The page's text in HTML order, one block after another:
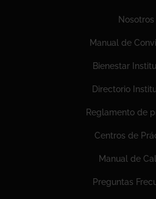
Nosotros
Manual de
Bienestar
Directorio
Reglamento de
Centros de
Manual de
Preguntas